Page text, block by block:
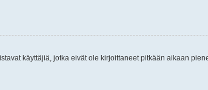
käyttäjiä, jotka eivät ole kirjoittaneet pitkään aikaan